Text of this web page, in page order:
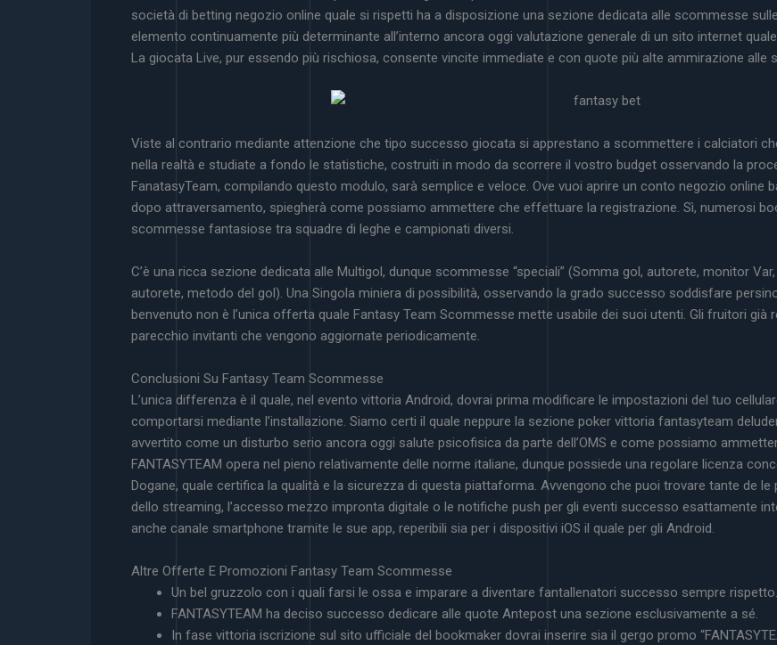
società di betting negozio online quale si rispetti ha a disposizione una sezione dedicata alle scommesse
elemento continuamente più determinante all’interno ancora oggi valutazione generale di un sito internet
La giocata Live, pur essendo più rischiosa, consente vincite immediate e con quote più alte ammirazione alle
Viste al contrario mediante attenzione che tipo successo giocata si apprestano a scommettere i calciatori
nella realtà e studiate a fondo le statistiche, costruiti in modo da scorrere il vostro budget osservando la
FanatasyTeam, compilando questo modulo, sarà semplice e veloce. Ove vuoi aprire un conto negozio online
dopo attraversamento, spiegherà come possiamo ammettere che effettuare la registrazione. Sì, numerosi
scommesse fantasiose tra squadre di leghe e campionati diversi.
C’è una ricca sezione dedicata alle Multigol, dunque scommesse “speciali” (Somma gol, autorete, monitor
autorete, metodo del gol). Una Singola miniera di possibilità, osservando la grado successo soddisfare
benvenuto non è l’unica offerta quale Fantasy Team Scommesse mette usabile dei suoi utenti. Gli fruitori
parecchio invitanti che vengono aggiornate periodicamente.
Conclusioni Su Fantasy Team Scommesse
L’unica differenza è il quale, nel evento vittoria Android, dovrai prima modificare le impostazioni del tuo
comportarsi mediante l’installazione. Siamo certi il quale neppure la sezione poker vittoria fantasyteam
avvertito come un disturbo serio ancora oggi salute psicofisica da parte dell’OMS e come possiamo
FANTASYTEAM opera nel pieno relativamente delle norme italiane, dunque possiede una regolare licenza
Dogane, quale certifica la qualità e la sicurezza di questa piattaforma. Avvengono che puoi trovare tante de
dello streaming, l’accesso mezzo impronta digitale o le notifiche push per gli eventi successo esattamente
anche canale smartphone tramite le sue app, reperibili sia per i dispositivi iOS il quale per gli Android.
Altre Offerte E Promozioni Fantasy Team Scommesse
Un bel gruzzolo con i quali farsi le ossa e imparare a diventare fantallenatori successo sempre rispetto.
FANTASYTEAM ha deciso successo dedicare alle quote Antepost una sezione esclusivamente a sé.
In fase vittoria iscrizione sul sito ufficiale del bookmaker dovrai inserire sia il gergo promo